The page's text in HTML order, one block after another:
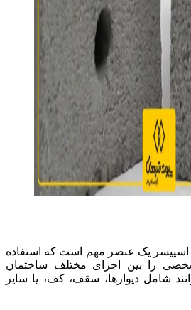
یک عنصر مهم است که استفاده
را بین اجزای مختلف ساختمان
شامل دیوارها، سقف، کف، یا سایر